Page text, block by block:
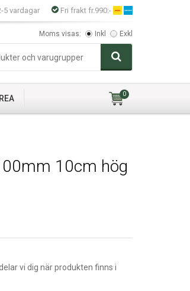
5 vardagar Fri frakt fr.990:-
Moms visas: Inkl Exkl
REA 0
10cm hög
vi dig när produkten finns i